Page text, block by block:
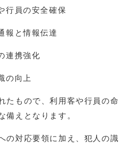
の安全確保
情報伝達
携強化
向上
たもので、利用客や行員の命
備えとなります。
の対応要領に加え、犯人の識